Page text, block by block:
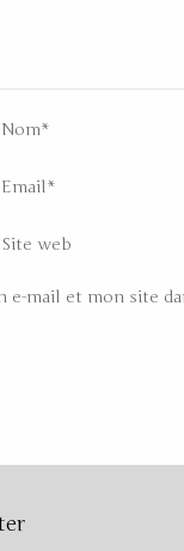
Nom*
Email*
Site web
e-mail et mon site